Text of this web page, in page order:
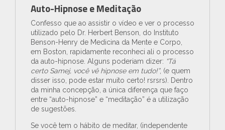
Auto-Hipnose e Meditação
Confesso que ao assistir o vídeo e ver o processo
utilizado pelo Dr. Herbert Benson, do Instituto
Benson-Henry de Medicina da Mente e Corpo,
em Boston, rapidamente reconheci ali o processo
da auto-hipnose. Alguns poderiam dizer: “Tá
certo Samej, você vê hipnose em tudo!”, (e quem
disser isso, pode estar muito certo! rsrsrs). Dentro
da minha concepção, a única diferença que faço
entre “auto-hipnose” e “meditação” é a utilização
de sugestões.
Se você tem o hábito de meditar, (independente